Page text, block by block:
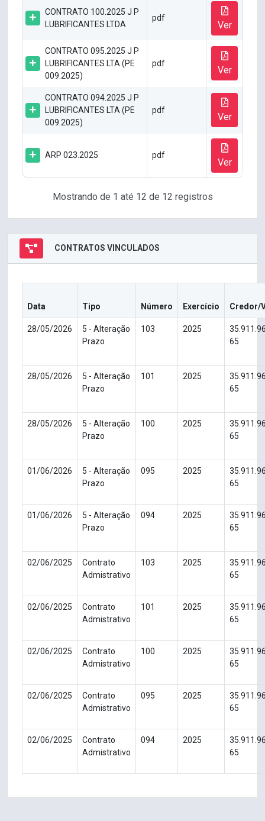
CONTRATO 100.2025 J P
LUBRIFICANTES LTDA
pdf
Ver
CONTRATO 095.2025 J P
LUBRIFICANTES LTA (PE
009.2025)
pdf
Ver
CONTRATO 094.2025 J P
LUBRIFICANTES LTA (PE
009.2025)
pdf
Ver
ARP 023.2025 pdf
Ver
Mostrando de 1 até 12 de 12 registros
CONTRATOS VINCULADOS
Data Tipo Número Exercício Credor/
28/05/2026
5 - Alteração
Prazo
103 2025
65
28/05/2026
5 - Alteração
Prazo
101 2025
65
28/05/2026
5 - Alteração
Prazo
100 2025
65
01/06/2026
5 - Alteração
Prazo
095 2025
65
01/06/2026
5 - Alteração
Prazo
094 2025
65
02/06/2025
Contrato
Admistrativo
103 2025
65
02/06/2025
Contrato
Admistrativo
101 2025
65
02/06/2025
Contrato
Admistrativo
100 2025
65
02/06/2025
Contrato
Admistrativo
095 2025
65
02/06/2025
Contrato
Admistrativo
094 2025
65